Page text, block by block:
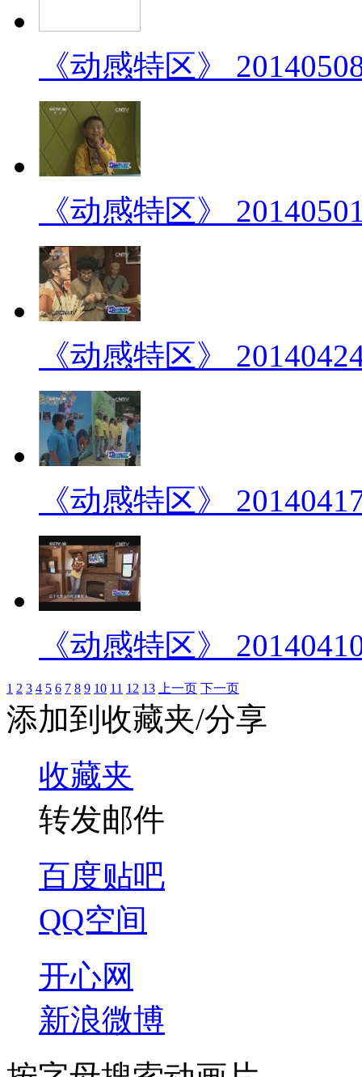
《动感特区》
《动感特区》
《动感特区》
《动感特区》
《动感特区》
1 2 3 4 5 6 7 8 9 10 11 12 13 上一页 下一页
添加到收藏夹/分享
收藏夹
转发邮件
百度贴吧
QQ空间
开心网
新浪微博